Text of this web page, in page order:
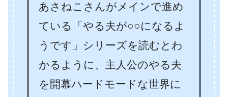
あさねこさんがメインで進め
ている「やる夫が○○になるよ
うです」シリーズを読むとわ
かるように、主人公のやる夫
を開幕ハードモードな世界に